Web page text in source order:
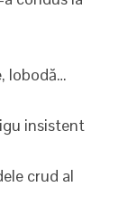
lobodă…
insistent
crud al